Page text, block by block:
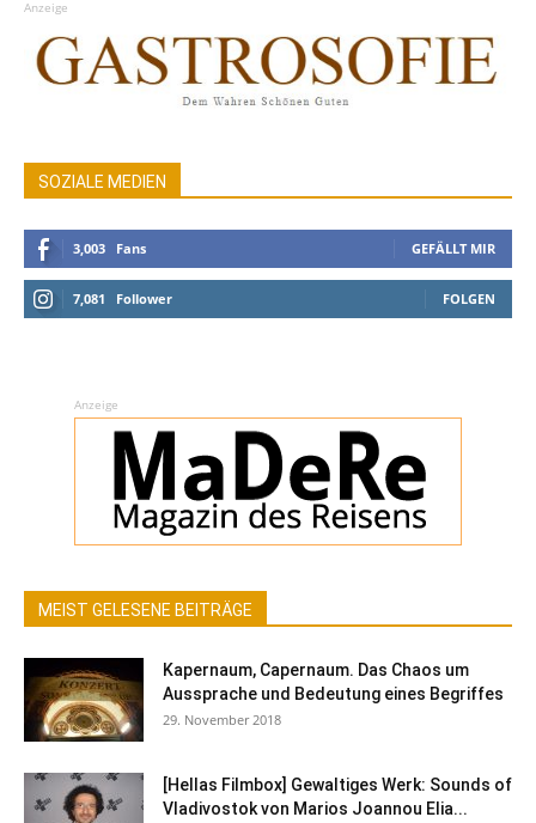
Anzeige
SOZIALE MEDIEN
3,003 Fans GEFÄLLT MIR
7,081 Follower FOLGEN
Anzeige
MEIST GELESENE BEITRÄGE
Kapernaum, Capernaum. Das Chaos um
Aussprache und Bedeutung eines Begriffes
29. November 2018
[Hellas Filmbox] Gewaltiges Werk: Sounds of
Vladivostok von Marios Joannou Elia...